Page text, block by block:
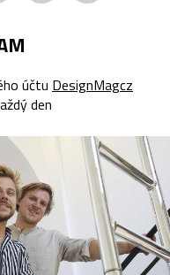
účtu DesignMagcz
den